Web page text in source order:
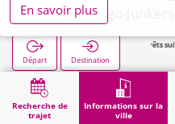
Recherche de
trajet
Informations sur la
ville
Départ Destination
Arrêts suivants:
Démarrage Informations sur la ville
En savoir plus